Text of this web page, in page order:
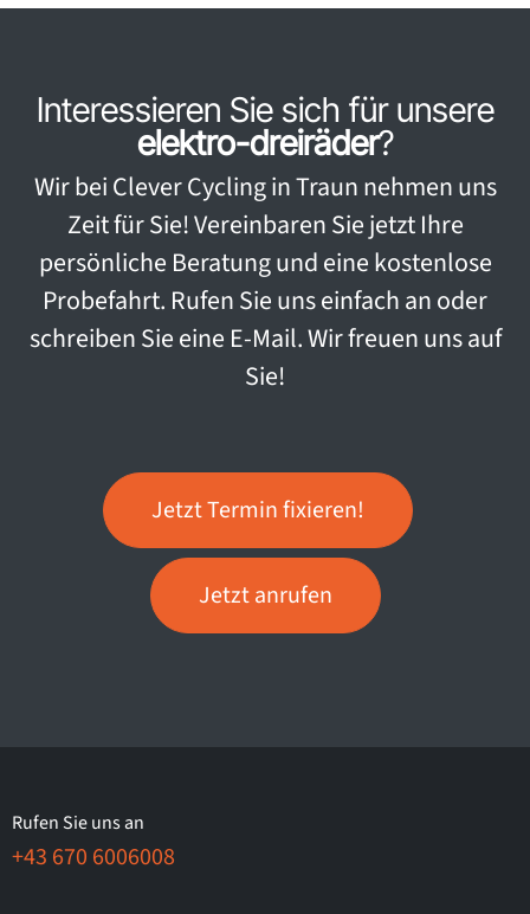
Interessieren Sie sich für unsere
elektro-dreiräder?
Wir bei Clever Cycling in Traun nehmen uns
Zeit für Sie! Vereinbaren Sie jetzt Ihre
persönliche Beratung und eine kostenlose
Probefahrt. Rufen Sie uns einfach an oder
schreiben Sie eine E-Mail. Wir freuen uns auf
Sie!
Jetzt Termin fixieren!
Jetzt anrufen
Rufen Sie uns an
+43 670 6006008